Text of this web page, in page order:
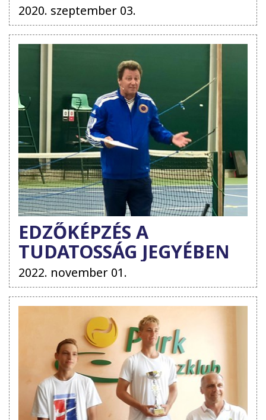
2020. szeptember 03.
EDZŐKÉPZÉS A
TUDATOSSÁG JEGYÉBEN
2022. november 01.